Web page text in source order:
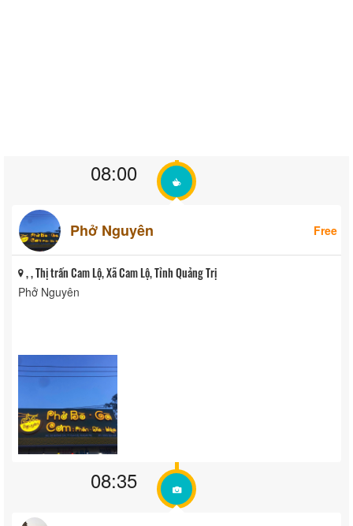
08:00
Phở Nguyên Free
, , Thị trấn Cam Lộ, Xã Cam Lộ, Tỉnh Quảng Trị
Phở Nguyên
08:35